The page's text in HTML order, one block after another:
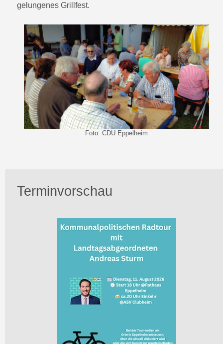
gelungenes Grillfest.
Foto: CDU Eppelheim
Terminvorschau